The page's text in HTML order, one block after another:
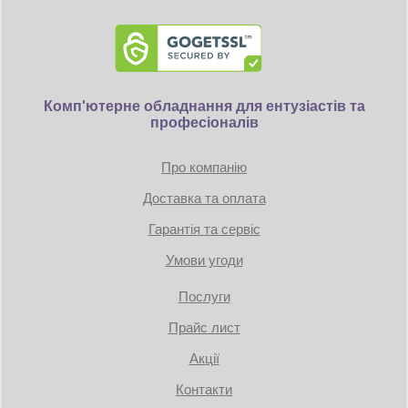
Комп'ютерне обладнання для ентузіастів та
професіоналів
Про компанію
Доставка та оплата
Гарантія та сервіс
Умови угоди
Послуги
Прайс лист
Акції
Контакти